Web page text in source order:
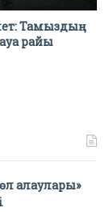
Тамыздың
райы
алаулары»